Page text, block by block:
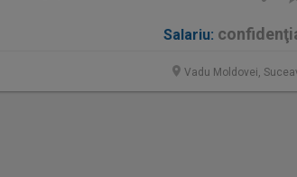
Salariu:
Vadu Moldovei,